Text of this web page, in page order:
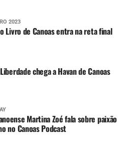
2023
Livro de Canoas entra na reta final
chega a Havan de Canoas
Martina Zoé fala sobre paixão
no Canoas Podcast